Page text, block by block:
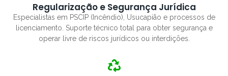
Regularização e Segurança Jurídica
Especialistas em PSCIP (Incêndio), Usucapião e processos de
licenciamento. Suporte técnico total para obter segurança e
operar livre de riscos jurídicos ou interdições.